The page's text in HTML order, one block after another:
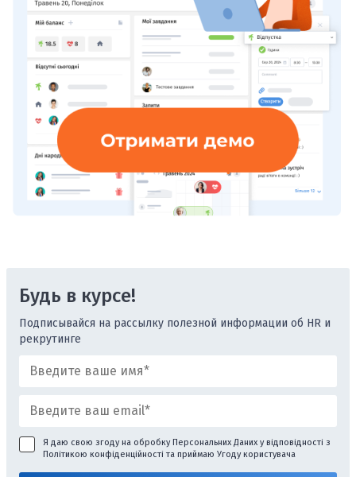
Будь в курсе!
Подписывайся на рассылку полезной информации об HR и
рекрутинге
Я даю свою згоду на обробку Персональних Даних у відповідності з
Політикою конфіденційності та приймаю Угоду користувача